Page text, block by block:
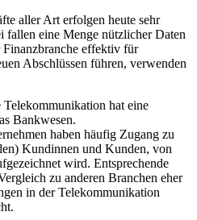
aller Art erfolgen heute sehr
fallen eine Menge nützlicher Daten
effektiv für
Abschlüssen führen, verwenden
hat eine
Bankwesen.
haben häufig Zugang zu
Kundinnen und Kunden, von
wird. Entsprechende
zu anderen Branchen eher
in der Telekommunikation